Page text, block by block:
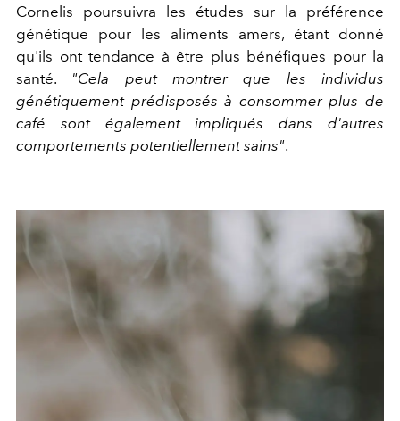
Cornelis poursuivra les études sur la préférence
génétique pour les aliments amers, étant donné
qu'ils ont tendance à être plus bénéfiques pour la
santé. "Cela peut montrer que les individus
génétiquement prédisposés à consommer plus de
café sont également impliqués dans d'autres
comportements potentiellement sains".